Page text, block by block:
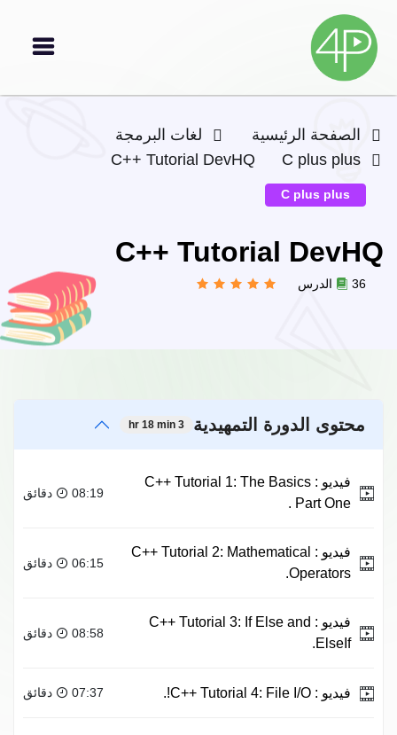
الصفحة الرئيسية
لغات البرمجة
C plus plus
C++ Tutorial DevHQ
C plus plus
C++ Tutorial DevHQ
36 الدرس
محتوى الدورة التمهيدية 3 hr 18 min
فيديو : C++ Tutorial 1: The Basics
Part One .
08:19 دقائق
فيديو : C++ Tutorial 2: Mathematical
Operators.
06:15 دقائق
فيديو : C++ Tutorial 3: If Else and
ElseIf.
08:58 دقائق
فيديو : 07:37 دقائق